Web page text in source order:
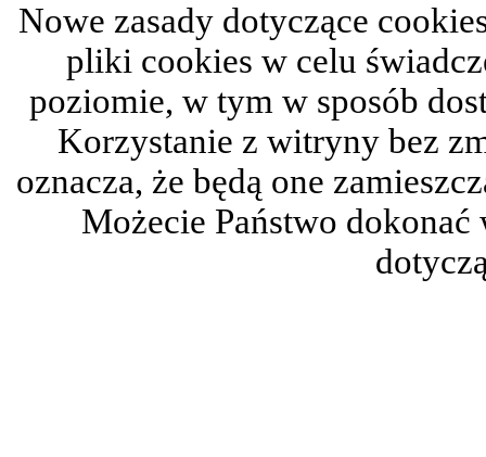
Nowe zasady dotyczące
pliki cookies w celu
poziomie, w tym w sposób
Korzystanie z witryny bez
oznacza, że będą one
Możecie Państwo